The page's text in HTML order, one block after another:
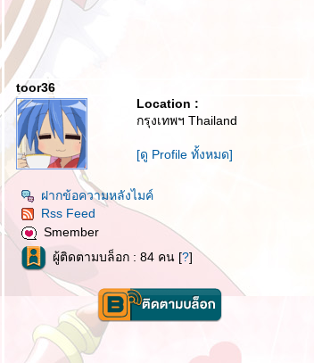
toor36
Location :
กรุงเทพฯ Thailand
[ดู Profile ทั้งหมด]
ฝากข้อความหลังไมค์
Rss Feed
Smember
ผู้ติดตามบล็อก : 84 คน [?]